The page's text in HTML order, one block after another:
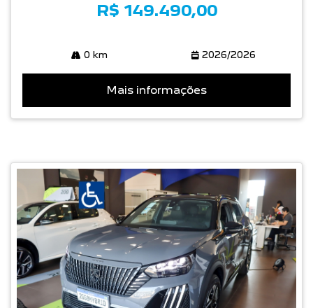
R$ 149.490,00
0 km 2026/2026
Mais informações